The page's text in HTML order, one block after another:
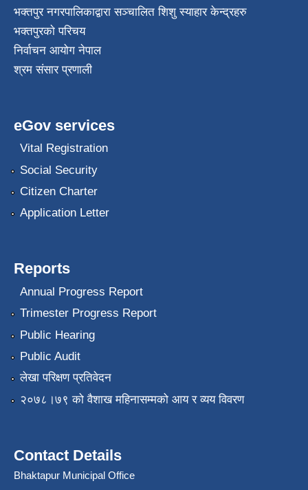
भक्तपुर नगरपालिकाद्वारा सञ्चालित शिशु स्याहार केन्द्रहरु
भक्तपुरकाे परिचय
निर्वाचन आयोग नेपाल
श्रम संसार प्रणाली
eGov services
Vital Registration
Social Security
Citizen Charter
Application Letter
Reports
Annual Progress Report
Trimester Progress Report
Public Hearing
Public Audit
लेखा परिक्षण प्रतिवेदन
२०७८।७९ को वैशाख महिनासम्मको आय र व्यय विवरण
Contact Details
Bhaktapur Municipal Office